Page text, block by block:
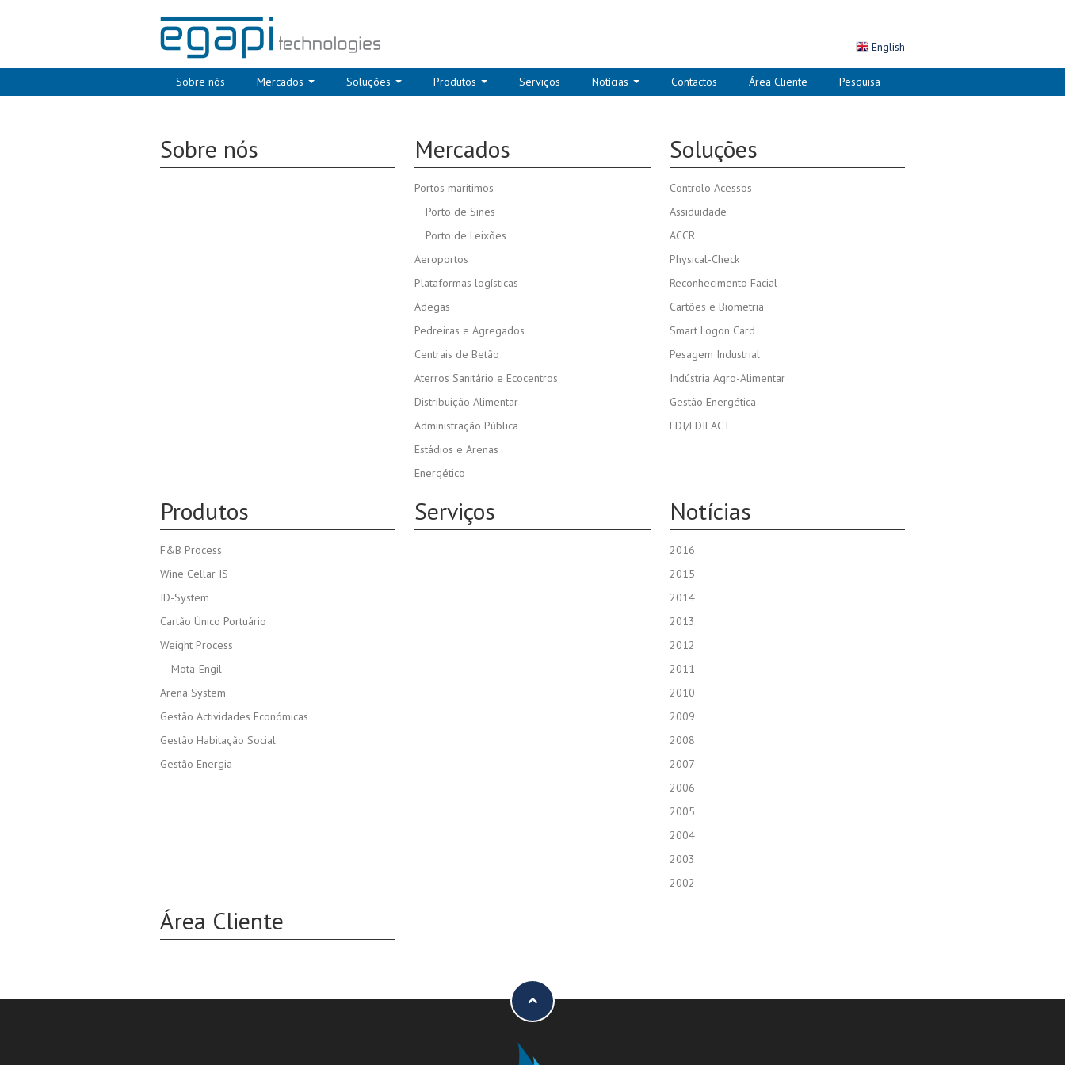
English
Sobre nós Mercados Soluções Produtos Serviços Notícias Contactos Área Cliente Pesquisa
Sobre nós Mercados
Portos marítimos
Porto de Sines
Porto de Leixões
Aeroportos
Plataformas logísticas
Adegas
Pedreiras e Agregados
Centrais de Betão
Aterros Sanitário e Ecocentros
Distribuição Alimentar
Administração Pública
Estádios e Arenas
Energético
Soluções
Controlo Acessos
Assiduidade
ACCR
Physical-Check
Reconhecimento Facial
Cartões e Biometria
Smart Logon Card
Pesagem Industrial
Indústria Agro-Alimentar
Gestão Energética
EDI/EDIFACT
Produtos
F&B Process
Wine Cellar IS
ID-System
Cartão Único Portuário
Weight Process
Mota-Engil
Arena System
Gestão Actividades Económicas
Gestão Habitação Social
Gestão Energia
Serviços Notícias
2016
2015
2014
2013
2012
2011
2010
2009
2008
2007
2006
2005
2004
2003
2002
Área Cliente